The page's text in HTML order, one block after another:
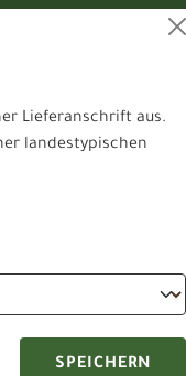
Lieferanschrift aus.
landestypischen
SPEICHERN